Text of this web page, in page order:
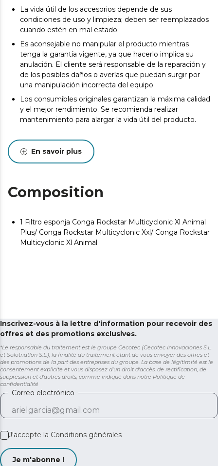
La vida útil de los accesorios depende de sus
condiciones de uso y limpieza; deben ser reemplazados
cuando estén en mal estado.
Es aconsejable no manipular el producto mientras
tenga la garantía vigente, ya que hacerlo implica su
anulación. El cliente será responsable de la reparación y
de los posibles daños o averías que puedan surgir por
una manipulación incorrecta del equipo.
Los consumibles originales garantizan la máxima calidad
y el mejor rendimiento. Se recomienda realizar
mantenimiento para alargar la vida útil del producto.
En savoir plus
Composition
1 Filtro esponja Conga Rockstar Multicyclonic Xl Animal
Plus/ Conga Rockstar Multicyclonic Xxl/ Conga Rockstar
Multicyclonic Xl Animal
Inscrivez-vous à la lettre d'information pour recevoir des
offres et des promotions exclusives.
*Le responsable du traitement est le groupe Cecotec (Cecotec Innovaciones S.L.
et Solotriatlon S.L.), la finalité du traitement étant de vous envoyer des offres et
des promotions de la part des entreprises du groupe. La base de légitimité est le
consentement explicite et vous disposez d'un droit d'accès, de rectification, de
suppression et d'autres droits, comme indiqué dans notre Politique de
confidentialité
Correo electrónico
J'accepte la Conditions générales
Je m'abonne !